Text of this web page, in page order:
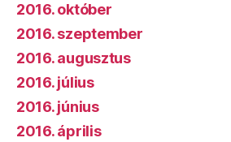
2016. október
2016. szeptember
2016. augusztus
2016. július
2016. június
2016. április